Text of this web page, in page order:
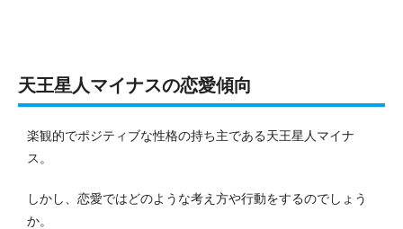
天王星人マイナスの恋愛傾向
楽観的でポジティブな性格の持ち主である天王星人マイナ
ス。
しかし、恋愛ではどのような考え方や行動をするのでしょう
か。